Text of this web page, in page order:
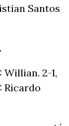
Santos
Willian. 2-1,
Ricardo